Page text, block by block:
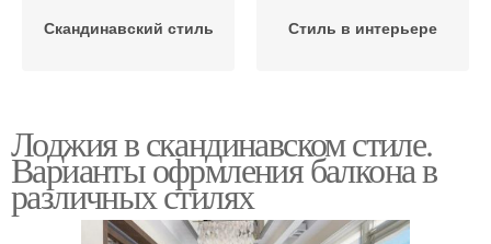
Скандинавский стиль Стиль в интерьере
Лоджия в скандинавском стиле.
Варианты офрмления балкона в
различных стилях